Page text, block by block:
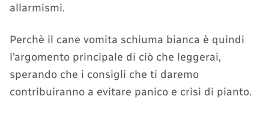
allarmismi.
Perchè il cane vomita schiuma bianca è quindi
l’argomento principale di ciò che leggerai,
sperando che i consigli che ti daremo
contribuiranno a evitare panico e crisi di pianto.